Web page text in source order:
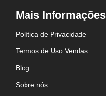
Mais Informações
Política de Privacidade
Termos de Uso Vendas
Blog
Sobre nós